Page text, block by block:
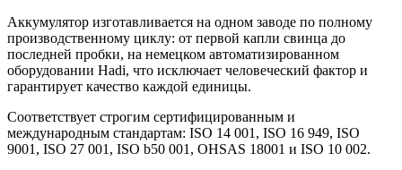
Аккумулятор изготавливается на одном заводе по полному
производственному циклу: от первой капли свинца до
последней пробки, на немецком автоматизированном
оборудовании Hadi, что исключает человеческий фактор и
гарантирует качество каждой единицы.
Соответствует строгим сертифицированным и
международным стандартам: ISO 14 001, ISO 16 949, ISO
9001, ISO 27 001, ISO b50 001, OHSAS 18001 и ISO 10 002.